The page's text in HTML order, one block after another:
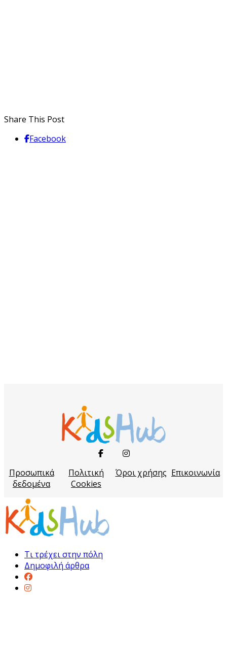
Share This Post
Facebook
Προσωπικά
δεδομένα
Πολιτική
Cookies
Όροι χρήσης Επικοινωνία
Τι τρέχει στην πόλη
Δημοφιλή άρθρα